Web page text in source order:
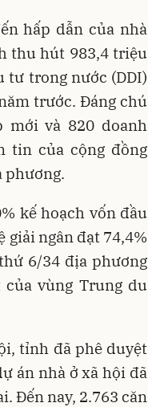
hấp dẫn của nhà
thu hút 983,4 triệu
tư trong nước (DDI)
trước. Đáng chú
mới và 820 doanh
tin của cộng đồng
phương.
kế hoạch vốn đầu
giải ngân đạt 74,4%
6/34 địa phương
vùng Trung du
tỉnh đã phê duyệt
án nhà ở xã hội đã
Đến nay, 2.763 căn